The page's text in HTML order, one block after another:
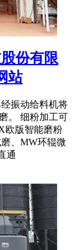
份有限
站
振动给料机将
。 细粉加工可
欧版智能磨粉
、MW环辊微
通